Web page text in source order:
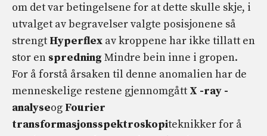
om det var betingelsene for at dette skulle skje, i
utvalget av begravelser valgte posisjonene så
strengt Hyperflex av kroppene har ikke tillatt en
stor en spredning Mindre bein inne i gropen.
For å forstå årsaken til denne anomalien har de
menneskelige restene gjennomgått X -ray -
analyseog Fourier
transformasjonsspektroskopiteknikker for å